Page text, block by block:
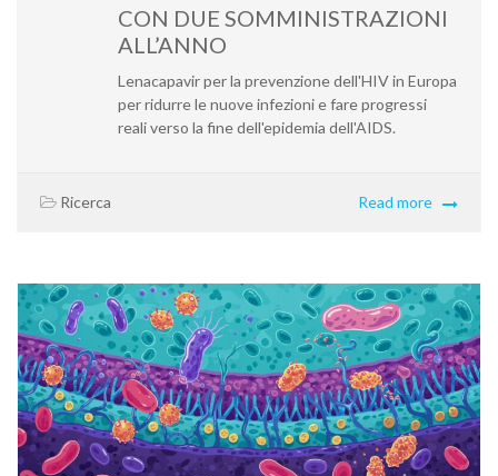
CON DUE SOMMINISTRAZIONI
ALL’ANNO
Lenacapavir per la prevenzione dell'HIV in Europa
per ridurre le nuove infezioni e fare progressi
reali verso la fine dell'epidemia dell'AIDS.
Ricerca Read more